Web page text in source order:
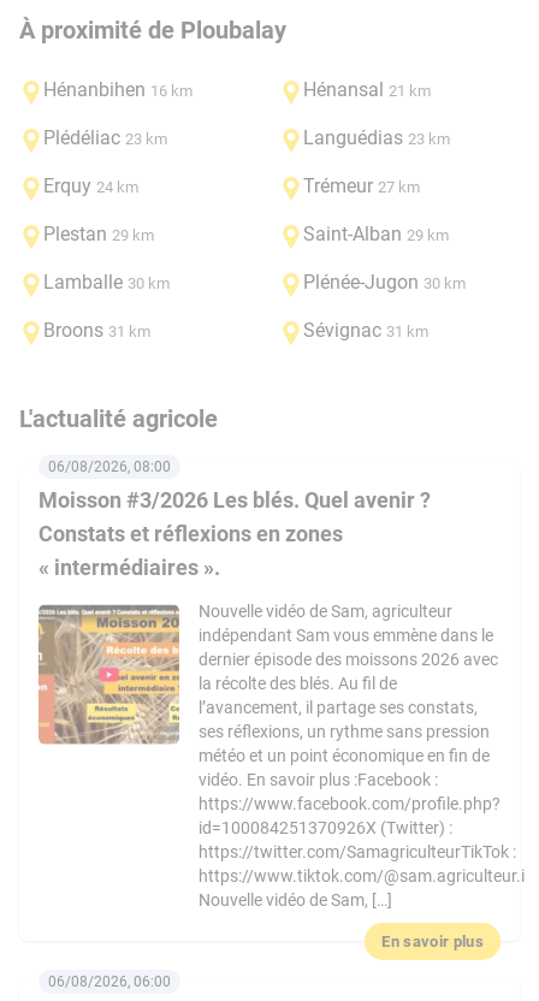
À proximité de Ploubalay
Hénanbihen 16 km Hénansal 21 km
Plédéliac 23 km Languédias 23 km
Erquy 24 km Trémeur 27 km
Plestan 29 km Saint-Alban 29 km
Lamballe 30 km Plénée-Jugon 30 km
Broons 31 km Sévignac 31 km
L'actualité agricole
Moisson #3/2026 Les blés. Quel avenir ?
Constats et réflexions en zones
« intermédiaires ».
06/08/2026, 08:00
Nouvelle vidéo de Sam, agriculteur
indépendant Sam vous emmène dans le
dernier épisode des moissons 2026 avec
la récolte des blés. Au fil de
l’avancement, il partage ses constats,
ses réflexions, un rythme sans pression
météo et un point économique en fin de
vidéo. En savoir plus :Facebook :
https://www.facebook.com/profile.php?
id=100084251370926X (Twitter) :
https://twitter.com/SamagriculteurTikTok :
https://www.tiktok.com/@sam.agriculteur.i
Nouvelle vidéo de Sam, […]
En savoir plus
06/08/2026, 06:00